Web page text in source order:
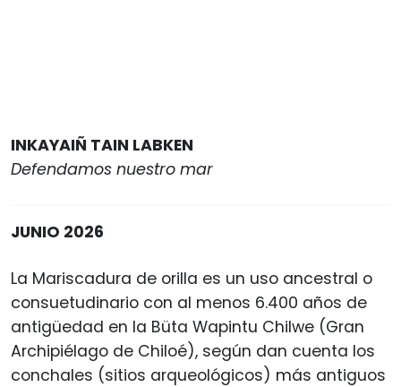
INKAYAIÑ TAIN LABKEN
Defendamos nuestro mar
JUNIO 2026
La Mariscadura de orilla es un uso ancestral o
consuetudinario con al menos 6.400 años de
antigüedad en la Büta Wapintu Chilwe (Gran
Archipiélago de Chiloé), según dan cuenta los
conchales (sitios arqueológicos) más antiguos